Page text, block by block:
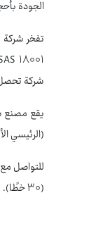
الجودة
شركة تحصل على 12 شهادة معيار دولية وأول من
يقع مصنع
(الرئيسي
(30 خطًا).